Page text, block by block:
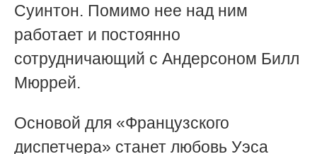
Суинтон. Помимо нее над ним
работает и постоянно
сотрудничающий с Андерсоном Билл
Мюррей.
Основой для «Французского
диспетчера» станет любовь Уэса